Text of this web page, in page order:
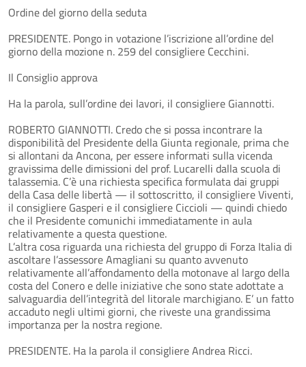
Ordine del giorno della seduta
PRESIDENTE. Pongo in votazione l’iscrizione all’ordine del
giorno della mozione n. 259 del consigliere Cecchini.
Il Consiglio approva
Ha la parola, sull’ordine dei lavori, il consigliere Giannotti.
ROBERTO GIANNOTTI. Credo che si possa incontrare la
disponibilità del Presidente della Giunta regionale, prima che
si allontani da Ancona, per essere informati sulla vicenda
gravissima delle dimissioni del prof. Lucarelli dalla scuola di
talassemia. C’è una richiesta specifica formulata dai gruppi
della Casa delle libertà — il sottoscritto, il consigliere Viventi,
il consigliere Gasperi e il consigliere Ciccioli — quindi chiedo
che il Presidente comunichi immediatamente in aula
relativamente a questa questione.
L’altra cosa riguarda una richiesta del gruppo di Forza Italia di
ascoltare l’assessore Amagliani su quanto avvenuto
relativamente all’affondamento della motonave al largo della
costa del Conero e delle iniziative che sono state adottate a
salvaguardia dell’integrità del litorale marchigiano. E’ un fatto
accaduto negli ultimi giorni, che riveste una grandissima
importanza per la nostra regione.
PRESIDENTE. Ha la parola il consigliere Andrea Ricci.